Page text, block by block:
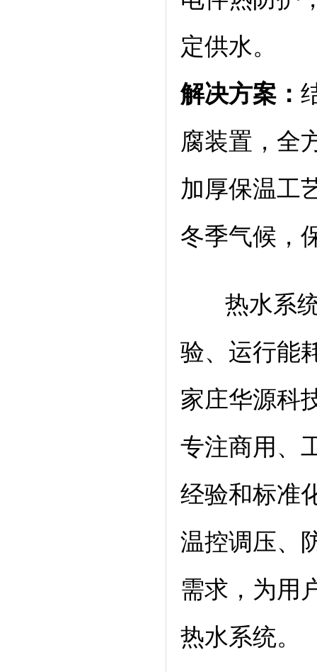
定供水。
解决方案：
腐装置，全
加厚保温工
冬季气候，
热水系统
验、运行能
家庄华源科
专注商用、
经验和标准
温控调压、
需求，为用
热水系统。